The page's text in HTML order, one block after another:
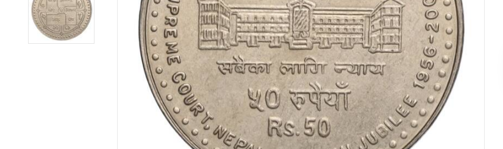
Иностранные монеты
Неофициальные выпуски монет (Unusual)
Античные и средневековые монеты